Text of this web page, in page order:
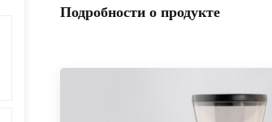
Подробности о продукте